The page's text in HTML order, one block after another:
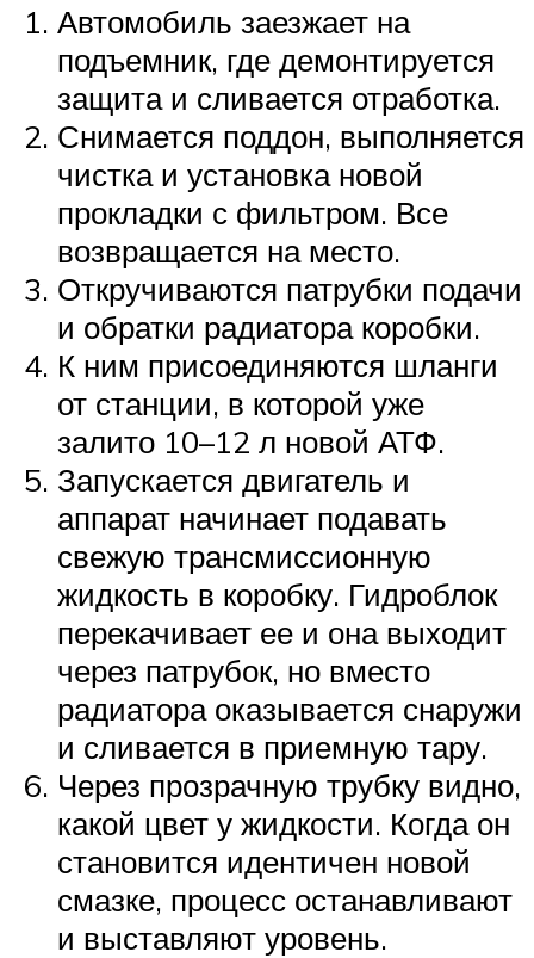
Автомобиль заезжает на
подъемник, где демонтируется
защита и сливается отработка.
Снимается поддон, выполняется
чистка и установка новой
прокладки с фильтром. Все
возвращается на место.
Откручиваются патрубки подачи
и обратки радиатора коробки.
К ним присоединяются шланги
от станции, в которой уже
залито 10–12 л новой АТФ.
Запускается двигатель и
аппарат начинает подавать
свежую трансмиссионную
жидкость в коробку. Гидроблок
перекачивает ее и она выходит
через патрубок, но вместо
радиатора оказывается снаружи
и сливается в приемную тару.
Через прозрачную трубку видно,
какой цвет у жидкости. Когда он
становится идентичен новой
смазке, процесс останавливают
и выставляют уровень.